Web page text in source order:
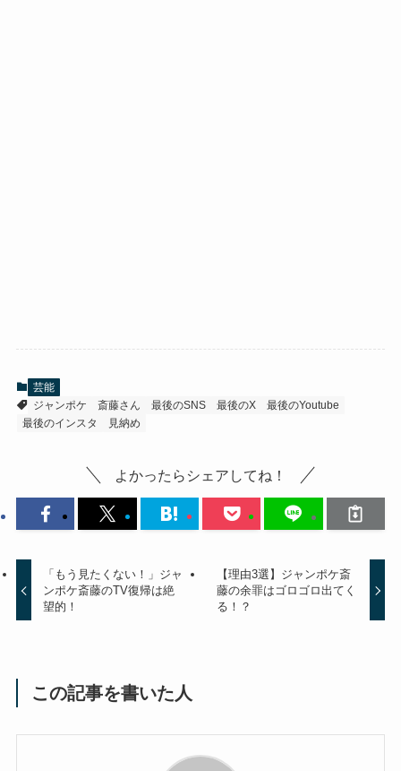
芸能
ジャンポケ
斎藤さん 最後のSNS 最後のX
最後のYoutube
最後のインスタ
見納め
よかったらシェアしてね！
「もう見たくない！」ジャ
ンポケ斎藤のTV復帰は絶
望的！
【理由3選】ジャンポケ斎
藤の余罪はゴロゴロ出てく
る！？
この記事を書いた人